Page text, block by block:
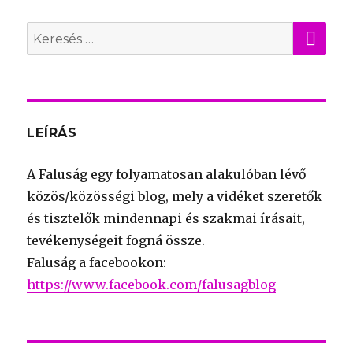
Search
for:
LEÍRÁS
A Faluság egy folyamatosan alakulóban lévő
közös/közösségi blog, mely a vidéket szeretők
és tisztelők mindennapi és szakmai írásait,
tevékenységeit fogná össze.
Faluság a facebookon:
https://www.facebook.com/falusagblog